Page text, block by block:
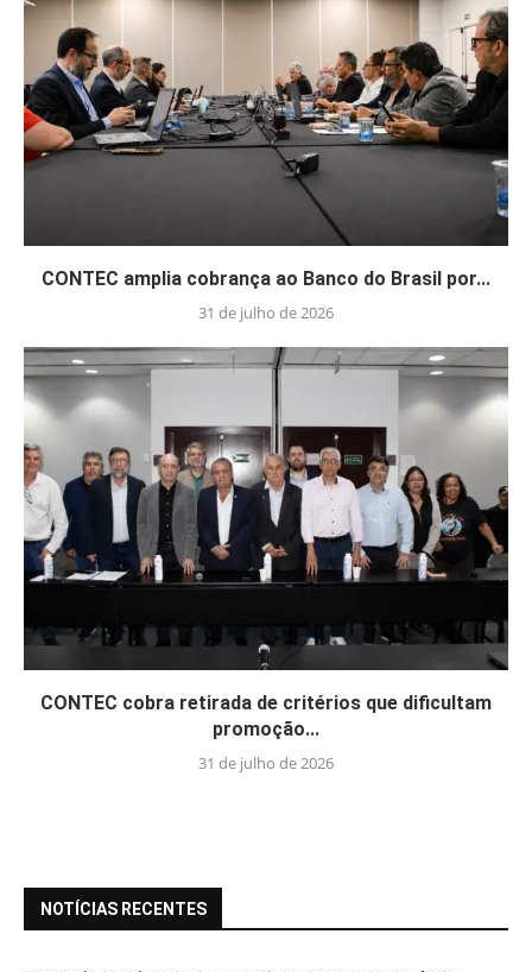
CONTEC amplia cobrança ao Banco do Brasil por...
31 de julho de 2026
CONTEC cobra retirada de critérios que dificultam
promoção...
31 de julho de 2026
NOTÍCIAS RECENTES